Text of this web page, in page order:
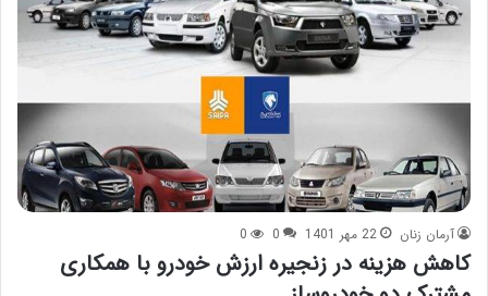
آرمان زنان 22 مهر 1401 0
0
کاهش هزینه در زنجیره ارزش خودرو با همکاری